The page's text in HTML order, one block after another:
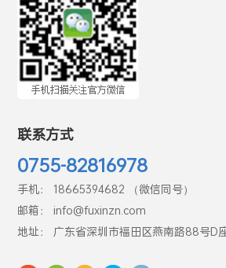
联系方式
0755-82816978
手机： 18665394682 （微信同号）
邮箱： info@fuxinzn.com
地址： 广东省深圳市福田区燕南路88号D